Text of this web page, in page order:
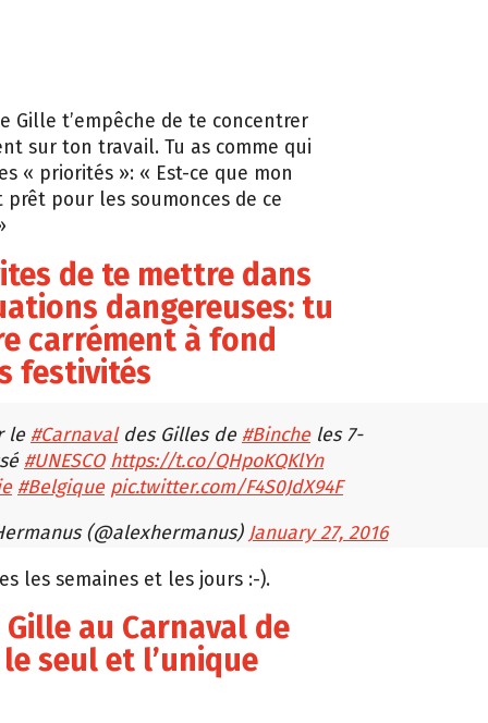
Gille t’empêche de te concentrer
sur ton travail. Tu as comme qui
« priorités »: « Est-ce que mon
prêt pour les soumonces de ce
de te mettre dans
dangereuses: tu
carrément à fond
festivités
le #Carnavaldes Gilles de #Bincheles 7-
#UNESCO https://t.co/QHpoKQKlYn
#Belgique pic.twitter.com/F4S0JdX94F
(@alexhermanus) January 27, 2016
les semaines et les jours :-).
Gille au Carnaval de
seul et l’unique